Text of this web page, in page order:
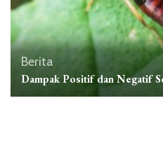
Berita
Dampak Positif dan Negatif